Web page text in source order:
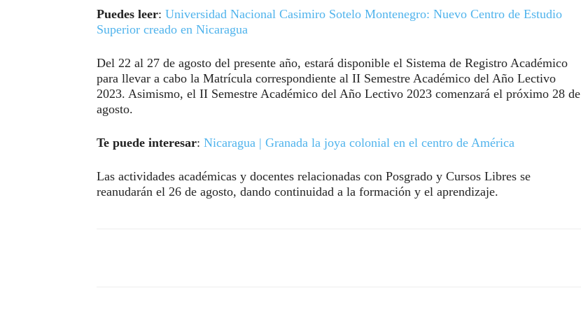
Puedes leer: Universidad Nacional Casimiro Sotelo Montenegro: Nuevo Centro de Estudio
Superior creado en Nicaragua
Del 22 al 27 de agosto del presente año, estará disponible el Sistema de Registro Académico
para llevar a cabo la Matrícula correspondiente al II Semestre Académico del Año Lectivo
2023. Asimismo, el II Semestre Académico del Año Lectivo 2023 comenzará el próximo 28 de
agosto.
Te puede interesar: Nicaragua | Granada la joya colonial en el centro de América
Las actividades académicas y docentes relacionadas con Posgrado y Cursos Libres se
reanudarán el 26 de agosto, dando continuidad a la formación y el aprendizaje.